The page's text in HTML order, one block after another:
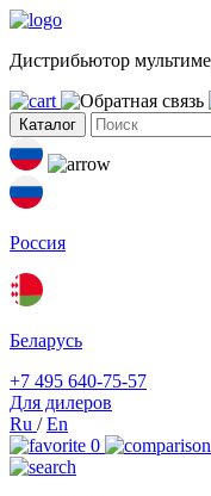
Дистрибьютор
Каталог
Россия
Беларусь
+7 495 640-75-57
Для дилеров
Ru /En
0